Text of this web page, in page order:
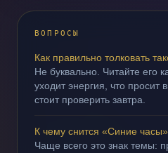
ВОПРОСЫ
Как правильно толковать
Не буквально. Читайте его
уходит энергия, что просит
стоит проверить завтра.
К чему снится «Синие
Чаще всего это знак темы: